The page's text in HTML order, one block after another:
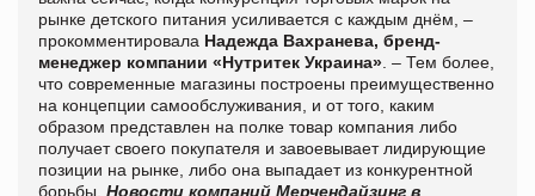
рынке детского питания усиливается с каждым днём, –
прокомментировала Надежда Вахранева, бренд-
менеджер компании «Нутритек Украина» – Тем более,
что современные магазины построены преимущественно
на концепции самообслуживания, и от того, каким
образом представлен на полке товар компания либо
получает своего покупателя и завоевывает лидирующие
позиции на рынке, либо она выпадает из конкурентной
борьбы. Новости компаний Мерчендайзинг в